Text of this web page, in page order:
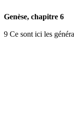
Genèse, chapitre 6
9 Ce sont ici les